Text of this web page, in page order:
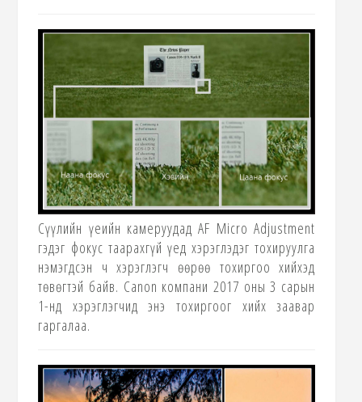
Сүүлийн үеийн камеруудадAF Micro Adjustment
гэдэг фокус таарахгүй үед хэрэглэдэг тохируулга
нэмэгдсэн ч хэрэглэгч өөрөө тохиргоо хийхэд
төвөгтэй байв. Canon компани2017 оны3 сарын
1-нд хэрэглэгчид энэ тохиргоог хийх заавар
гаргалаа.